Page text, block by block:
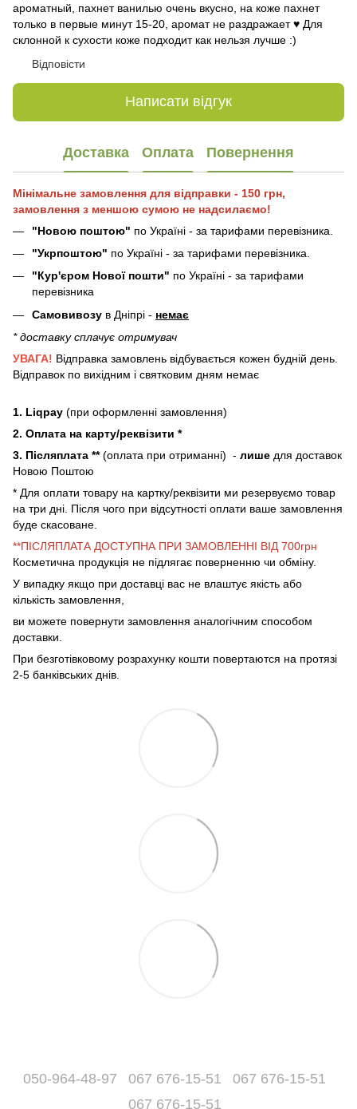
ароматный, пахнет ванилью очень вкусно, на коже пахнет
только в первые минут 15-20, аромат не раздражает ♥ Для
склонной к сухости коже подходит как нельзя лучше :)
Відповісти
Написати відгук
Доставка Оплата Повернення
Мінімальне замовлення для відправки - 150 грн,
замовлення з меншою сумою не надсилаємо!
"Новою поштою" по Україні - за тарифами перевізника.
"Укрпоштою" по Україні - за тарифами перевізника.
"Кур'єром Нової пошти" по Україні - за тарифами
перевізника
Самовивозу в Дніпрі - немає
* доставку сплачує отримувач
УВАГА! Відправка замовлень відбувається кожен будній день.
Відправок по вихідним і святковим дням немає
1. Liqpay (при оформленні замовлення)
2. Оплата на карту/реквізити *
3. Післяплата **(оплата при отриманні) - лише для доставок
Новою Поштою
* Для оплати товару на картку/реквізити ми резервуємо товар
на три дні. Після чого при відсутності оплати ваше замовлення
буде скасоване.
**ПІСЛЯПЛАТА ДОСТУПНА ПРИ ЗАМОВЛЕННІ ВІД 700грн
Косметична продукція не підлягає поверненню чи обміну.
У випадку якщо при доставці вас не влаштує якість або
кількість замовлення,
ви можете повернути замовлення аналогічним способом
доставки.
При безготівковому розрахунку кошти повертаются на протязі
2-5 банківських днів.
050-964-48-97 067 676-15-51
067 676-15-51
067 676-15-51